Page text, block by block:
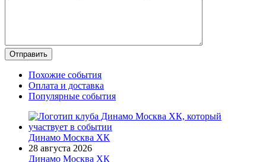
Похожие события
Оплата и доставка
Популярные события
Динамо Москва ХК
28 августа 2026
Динамо Москва ХК